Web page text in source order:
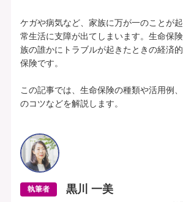
ケガや病気など、家族に万が一のことが
常生活に支障が出てしまいます。生命保
族の誰かにトラブルが起きたときの経済
保険です。
この記事では、生命保険の種類や活用例
のコツなどを解説します。
執筆者 黒川 一美